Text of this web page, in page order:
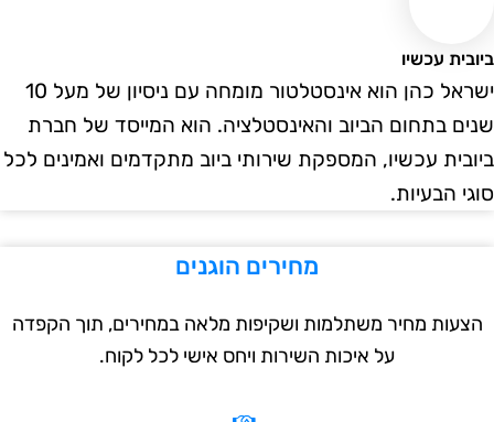
עכשיו
ישראל כהן הוא אינסטלטור מומחה עם ניסיון של מעל 10
בתחום הביוב והאינסטלציה. הוא המייסד של חברת
עכשיו, המספקת שירותי ביוב מתקדמים ואמינים לכל
הבעיות.
מחירים הוגנים
מחיר משתלמות ושקיפות מלאה במחירים, תוך הקפדה
על איכות השירות ויחס אישי לכל לקוח.